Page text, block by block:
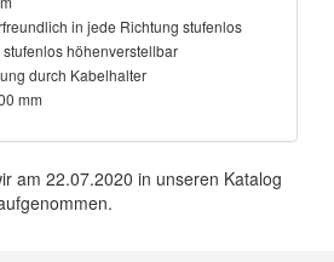
in jede Richtung stufenlos
höhenverstellbar
durch Kabelhalter
mm
am 22.07.2020 in unseren Katalog